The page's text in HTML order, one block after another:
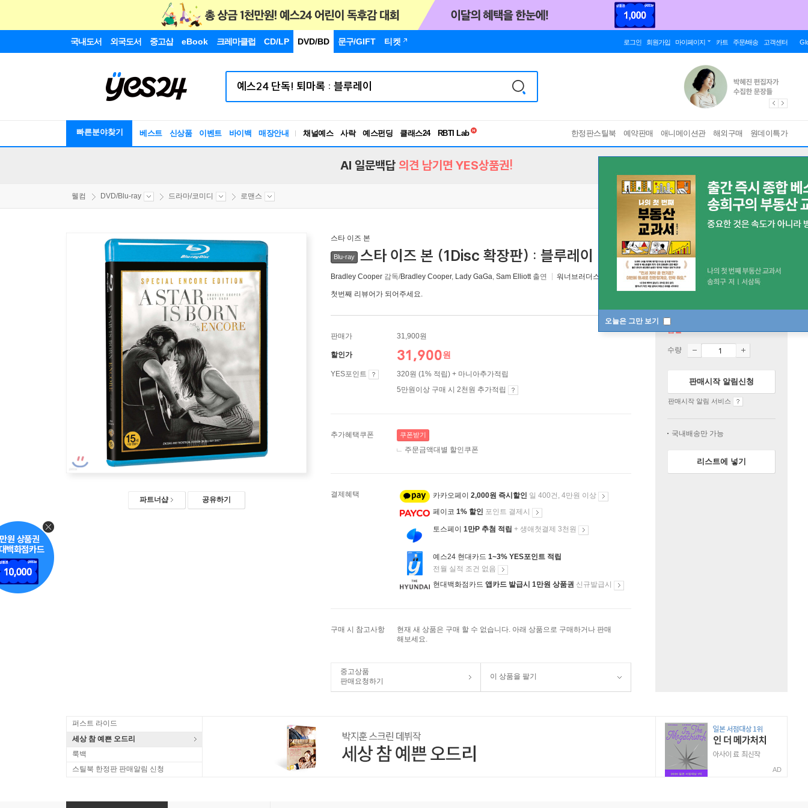
국내도서 외국도서 중고샵 eBook 크레마클럽 CD/LP DVD/BD 문구/GIFT 티켓 로그인 회원가입 마이페이지 카트 주문/배송 고객센터
빠른분야찾기 베스트 신상품 이벤트 바이백 매장안내 채널예스 사락 예스펀딩 클래스24
독서유형검사
한정판스틸북 예약판매 애니메이션관 해외구매 원데이특가
오늘은 그만 보기
AI 일문백답 의견 남기면 YES상품권!
웰컴 DVD/Blu-ray 드라마/코미디 로맨스
파트너샵 공유하기
스타 이즈 본
Blu-ray 스타 이즈 본 (1Disc 확장판) : 블루레이
Bradley Cooper 감독/Bradley Cooper, Lady GaGa, Sam Elliott출연 워너브러더스 2019년 02월 20일
첫번째 리뷰어가 되어주세요.
판매가 31,900원
할인가 31,900원
YES포인트
320원 (1% 적립) + 마니아추가적립
5만원이상 구매 시 2천원 추가적립
추가혜택쿠폰 쿠폰받기
주문금액대별 할인쿠폰
결제혜택 카카오페이 2,000원 즉시할인 일 400건, 4만원 이상
페이코 1% 할인 포인트 결제시
토스페이 1만P 추첨 적립 + 생애첫결제 3천원
예스24 현대카드 1~3% YES포인트 적립
전월 실적 조건 없음
현대백화점카드 앱카드 발급시 1만원 상품권 신규발급시
구매 시 참고사항
현재 새 상품은 구매 할 수 없습니다. 아래 상품으로 구매하거나 판매
해보세요.
중고상품
판매요청하기
이 상품을 팔기
품절
수량
판매시작 알림신청
판매시작 알림 서비스
국내배송만 가능
리스트에 넣기
퍼스트 라이드
세상 참 예쁜 오드리
룩백
스틸북 한정판 판매알림 신청
AD